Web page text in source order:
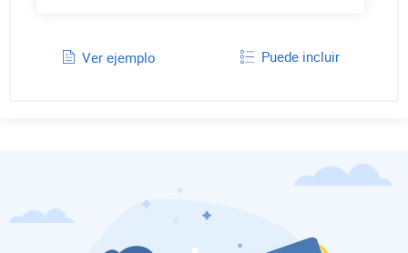
Ver ejemplo Puede incluir